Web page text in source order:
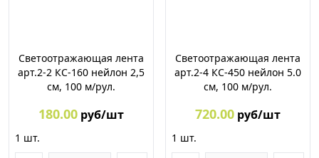
Светоотражающая лента
арт.2-2 КС-160 нейлон 2,5
см, 100 м/рул.
180.00 руб/шт
1 шт.
Светоотражающая лента
арт.2-4 КС-450 нейлон 5.0
см, 100 м/рул.
720.00 руб/шт
1 шт.